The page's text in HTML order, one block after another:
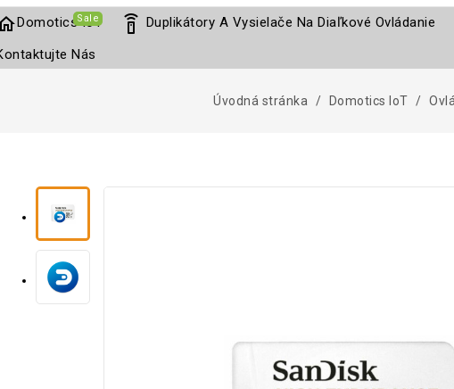
Domotics IoT
Sale settings_remote Duplikátory A Vysielače Na Diaľkové Ovládanie
Nás
Úvodná stránka Domotics IoT